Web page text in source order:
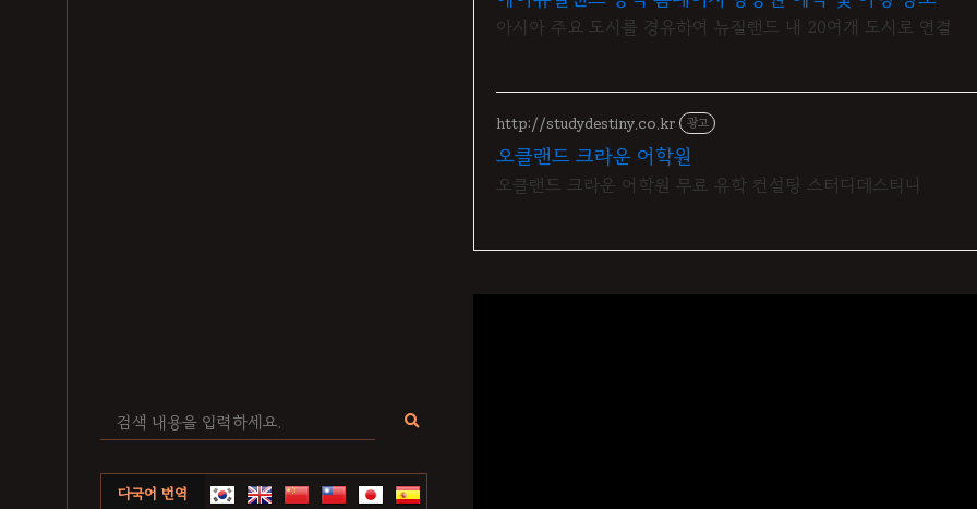
다국어 번역
아시아 주요 도시를 경유하여 뉴질랜드 내 20여개 도시로 연결
http://studydestiny.co.kr 광고
오클랜드 크라운 어학원
오클랜드 크라운 어학원 무료 유학 컨설팅 스터디데스티니